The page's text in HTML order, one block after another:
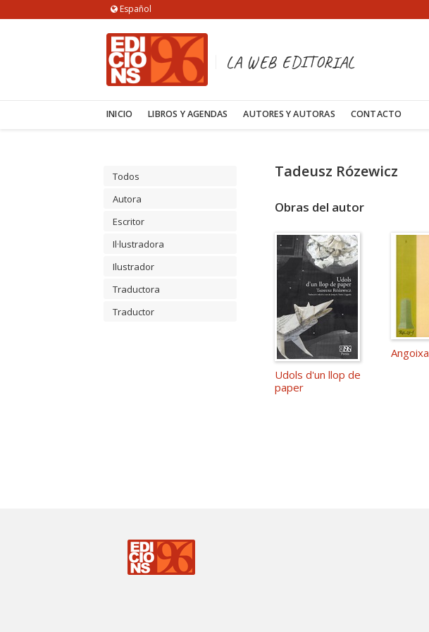
Español
LA WEB EDITORIAL
INICIO LIBROS Y AGENDAS AUTORES Y AUTORAS CONTACTO
Todos
Autora
Escritor
Il·lustradora
Ilustrador
Traductora
Traductor
Tadeusz Rózewicz
Obras del autor
Udols d'un llop de
paper
Angoixa